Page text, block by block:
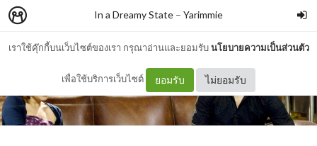
เราใช้คุ๊กกี้บนเว็บไซต์ของเรา กรุณาอ่านและยอมรับนโยบายความเป็นส่วนตัว
เพื่อใช้บริการเว็บไซต์ ยอมรับ ไม่ยอมรับ
In a Dreamy State – Yarimmie